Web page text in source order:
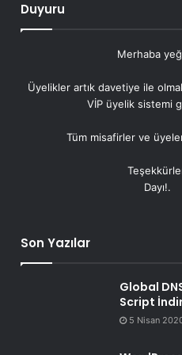
Duyuru
Merhaba
Üyelikler artık davetiye ile
VİP üyelik sistemi
Tüm misafirler ve
Dayı!.
Son Yazılar
Global
Script
5 Nisan